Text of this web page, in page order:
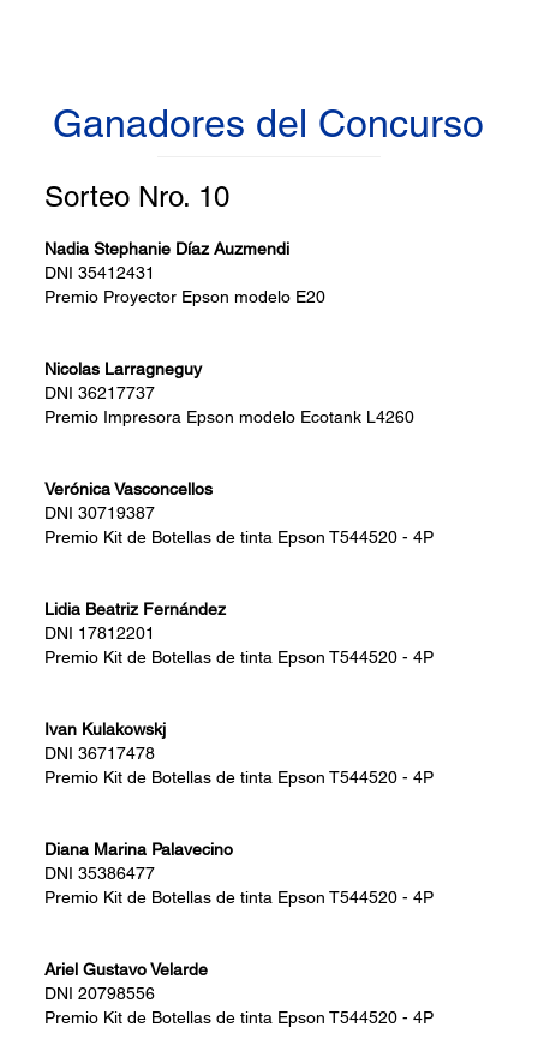
Ganadores del Concurso
Sorteo Nro. 10
Nadia Stephanie Díaz Auzmendi
DNI 35412431
Premio Proyector Epson modelo E20
Nicolas Larragneguy
DNI 36217737
Premio Impresora Epson modelo Ecotank L4260
Verónica Vasconcellos
DNI 30719387
Premio Kit de Botellas de tinta Epson T544520 - 4P
Lidia Beatriz Fernández
DNI 17812201
Premio Kit de Botellas de tinta Epson T544520 - 4P
Ivan Kulakowskj
DNI 36717478
Premio Kit de Botellas de tinta Epson T544520 - 4P
Diana Marina Palavecino
DNI 35386477
Premio Kit de Botellas de tinta Epson T544520 - 4P
Ariel Gustavo Velarde
DNI 20798556
Premio Kit de Botellas de tinta Epson T544520 - 4P